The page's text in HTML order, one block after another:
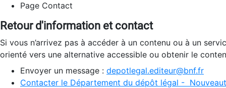
Page Contact
Retour d'information et contact
Si vous n’arrivez pas à accéder à un contenu ou à un
orienté vers une alternative accessible ou obtenir le
Envoyer un message : depotlegal.editeur@bnf.fr
Contacter le Département du dépôt légal -